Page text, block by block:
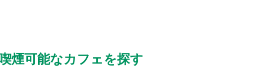
煙可能なカフェを探す